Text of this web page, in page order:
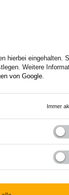
erwerben Sie Ihre
Ihre
bieten wir
hierbei eingehalten.
Weitere
von Google
Immer